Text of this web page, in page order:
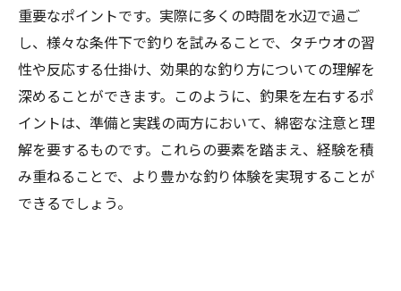
重要なポイントです。実際に多くの時間を水辺で過ご
し、様々な条件下で釣りを試みることで、タチウオの習
性や反応する仕掛け、効果的な釣り方についての理解を
深めることができます。このように、釣果を左右するポ
イントは、準備と実践の両方において、綿密な注意と理
解を要するものです。これらの要素を踏まえ、経験を積
み重ねることで、より豊かな釣り体験を実現することが
できるでしょう。